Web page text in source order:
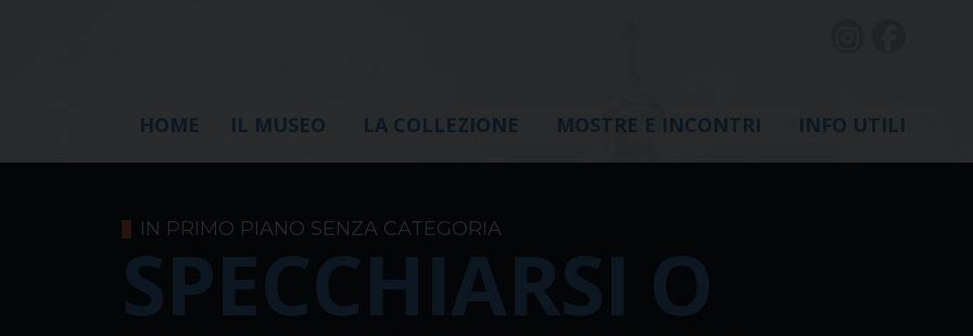
HOME IL MUSEO LA COLLEZIONE MOSTRE E INCONTRI INFO UTILI
IN PRIMO PIANO SENZA CATEGORIA
SPECCHIARSI O